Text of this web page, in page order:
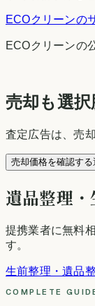
ECOクリーンの
ECOクリーンの
売却も選
査定広告は、売
売却価格を確認す
遺品整理
提携業者に無料
す。
生前整理・遺品
COMPLETE